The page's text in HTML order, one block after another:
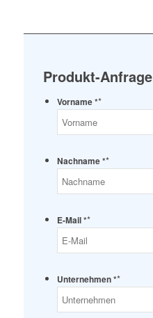
Produkt-Anfrage
Vorname **
Nachname **
E-Mail **
Unternehmen **